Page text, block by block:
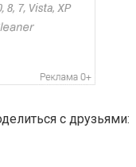
с друзьями: